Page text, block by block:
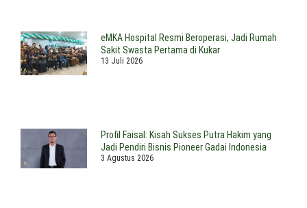
eMKA Hospital Resmi Beroperasi, Jadi Rumah
Sakit Swasta Pertama di Kukar
13 Juli 2026
Profil Faisal: Kisah Sukses Putra Hakim yang
Jadi Pendiri Bisnis Pioneer Gadai Indonesia
3 Agustus 2026